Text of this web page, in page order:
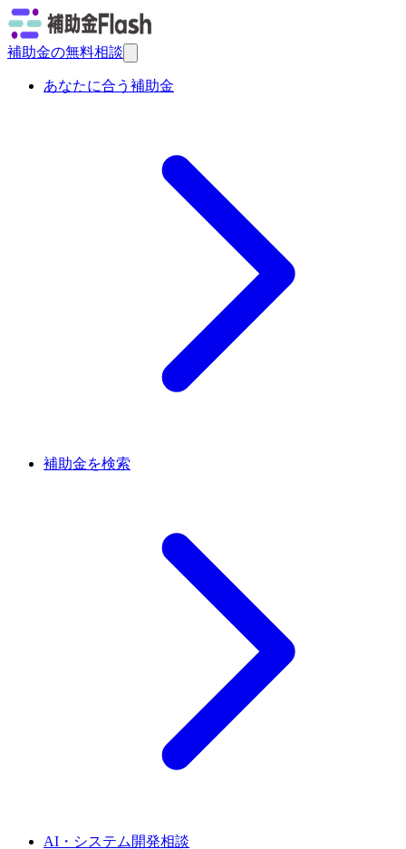
補助金の無料相談
あなたに合う補助金
補助金を検索
AI・システム開発相談